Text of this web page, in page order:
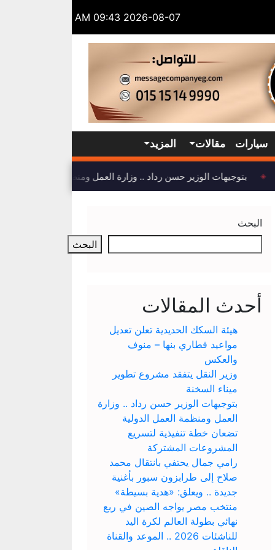
2026-08-07 09:43 AM
سيارات مقالات المزيد
بتوجيهات الوزير حسن رداد .. وزارة العمل ومنظمة العمل الدولية
البحث
البحث
أحدث المقالات
هيئة السكك الحديدية تعلن تعديل
مواعيد قطاري بنها – منوف
والعكس
وزير النقل يتفقد مشروع تطوير
ميناء السخنة
بتوجيهات الوزير حسن رداد .. وزارة
العمل ومنظمة العمل الدولية
تضعان خطة تنفيذية لتسريع
المشروعات المشتركة
رامي جمال يحتفي بانتقال محمد
صلاح إلى طرابزون سبور بأغنية
جديدة .. ويعلق: «هدية بسيطة»
منتخب مصر يواجه الصين في ربع
نهائي بطولة العالم لكرة اليد
للناشئات 2026 .. الموعد والقناة